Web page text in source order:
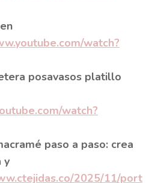
watch?
posavasos platillo
watch?
paso a paso: crea
y
2025/11/port